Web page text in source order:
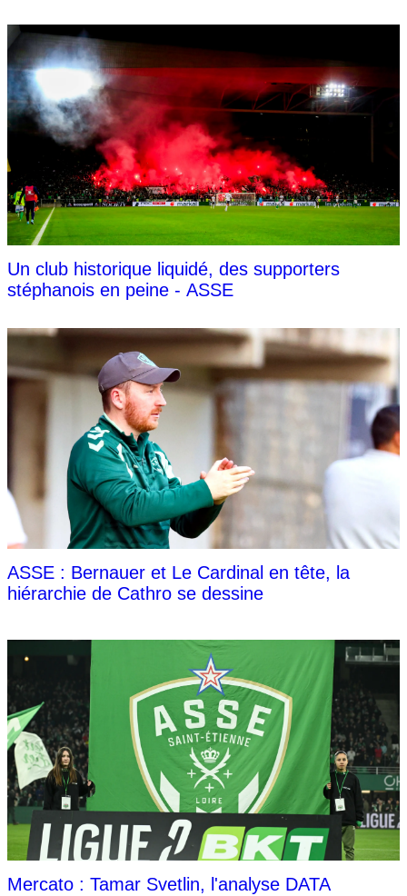
Un club historique liquidé, des supporters
stéphanois en peine - ASSE
ASSE : Bernauer et Le Cardinal en tête, la
hiérarchie de Cathro se dessine
Mercato : Tamar Svetlin, l'analyse DATA